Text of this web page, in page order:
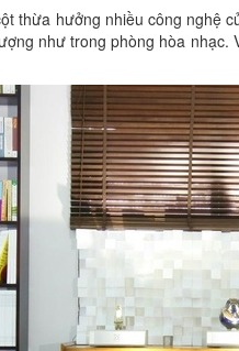
thừa hưởng nhiều công nghệ
như trong phòng hòa